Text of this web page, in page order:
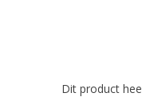
Dit product